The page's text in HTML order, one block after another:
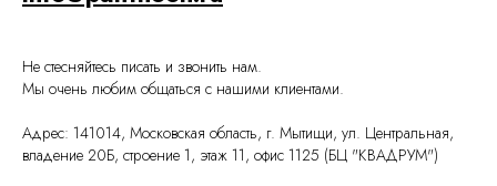
Не стесняйтесь писать и звонить нам.
Мы очень любим общаться с нашими клиентами.
Адрес: 141014, Московская область, г. Мытищи, ул. Центральная,
владение 20Б, строение 1, этаж 11, офис 1125 (БЦ "КВАДРУМ")